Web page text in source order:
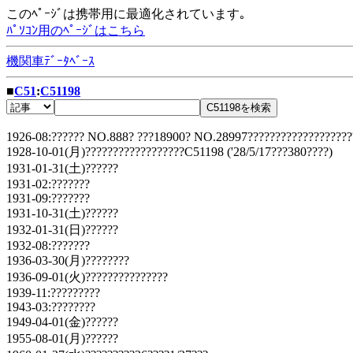
このﾍﾟｰｼﾞは携帯用に最適化されています｡
ﾊﾟｿｺﾝ用のﾍﾟｰｼﾞはこちら
機関車ﾃﾞｰﾀﾍﾞｰｽ
■C51:C51198
1926-08:?????? NO.888? ???18900?
1928-10-01(月)??????????????????C51198 ('28/5/17???380????)
1931-01-31(土)??????
1931-02:???????
1931-09:???????
1931-10-31(土)??????
1932-01-31(日)??????
1932-08:???????
1936-03-30(月)????????
1936-09-01(火)???????????????
1939-11:?????????
1943-03:????????
1949-04-01(金)??????
1955-08-01(月)??????